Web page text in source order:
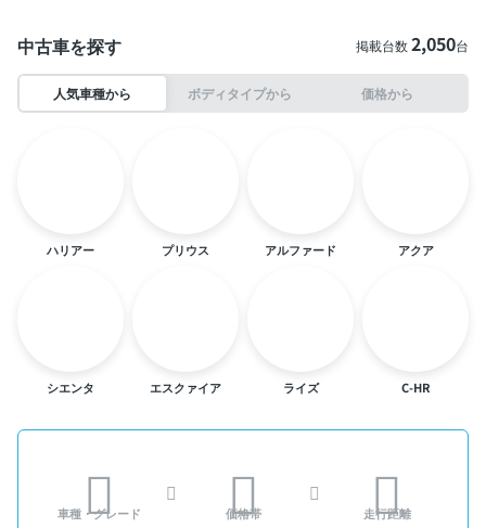
中古車を探す 掲載台数2,050台
人気車種から ボディタイプから 価格から
ハリアー プリウス アルファード アクア
シエンタ エスクァイア ライズ C-HR
車種・グレード 価格帯 走行距離